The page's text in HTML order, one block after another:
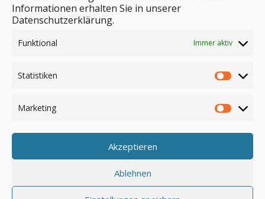
Informationen erhalten Sie in unserer
Datenschutzerklärung.
Funktional Immer aktiv
Statistiken
Marketing
Akzeptieren
Ablehnen
Stichwortsuche
Anmelden